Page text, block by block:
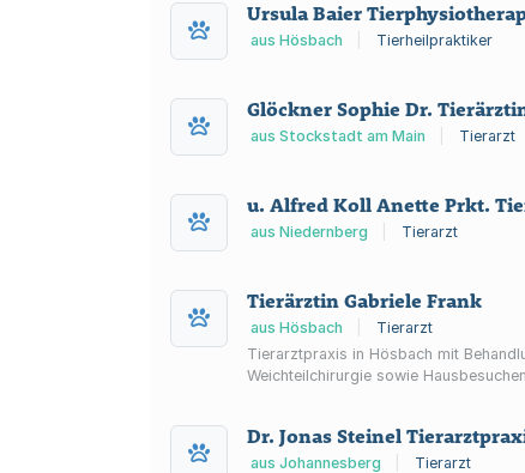
Ursula Baier
aus Hösbach Tierheilpraktiker
Glöckner Sophie Dr.
aus Stockstadt am Main Tierarzt
u. Alfred Koll Anette Prkt.
aus Niedernberg Tierarzt
Tierärztin Gabriele Frank
aus Hösbach
Tierarzt
Tierarztpraxis in Hösbach mit
Weichteilchirurgie sowie
Dr. Jonas Steinel
aus Johannesberg
Tierarzt